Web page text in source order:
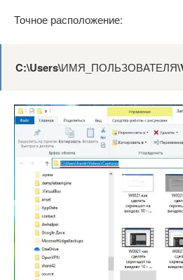
Точное расположение:
C:\Users\ИМЯ_ПОЛЬЗОВАТЕЛЯ